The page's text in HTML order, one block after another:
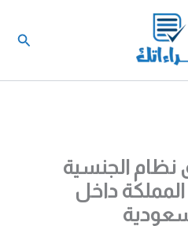
الجنسية
داخل